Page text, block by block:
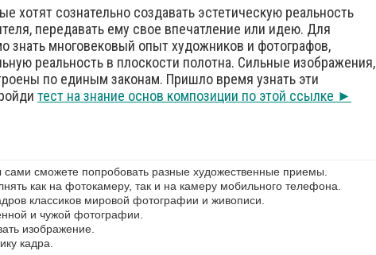
хотят сознательно создавать эстетическую реальность
передавать ему свое впечатление или идею. Для
знать многовековый опыт художников и фотографов,
реальность в плоскости полотна. Сильные изображения,
по единым законам. Пришло время узнать эти
тест на знание основ композиции по этой ссылке ►
сможете попробовать разные художественные приемы.
как на фотокамеру, так и на камеру мобильного телефона.
классиков мировой фотографии и живописи.
и чужой фотографии.
изображение.
кадра.